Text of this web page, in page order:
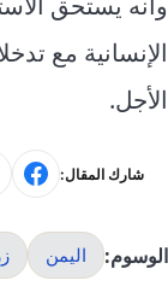
الإنسانية مع
الأجل.
شارك المقال:
الوسوم: اليمن